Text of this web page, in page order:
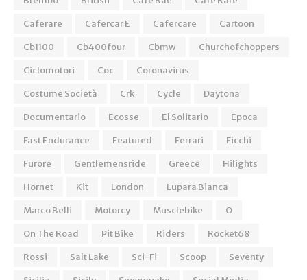
Caferare
Cafercar E Cafercare
Cartoon
Cb1100
Cb400four Cbmw
Churchofchoppers
Ciclomotori
Coc
Coronavirus
Costume Società
Crk Cycle
Daytona
Documentario
Ecosse El Solitario
Epoca
Fast Endurance
Featured Ferrari
Ficchi
Furore
Gentlemensride Greece
Hilights
Hornet
Kit London
Lupara Bianca
Marco Belli
Motorcy Musclebike
O
On The Road
Pit Bike Riders
Rocket68
Rossi
Salt Lake Sci-Fi Scoop
Seventy